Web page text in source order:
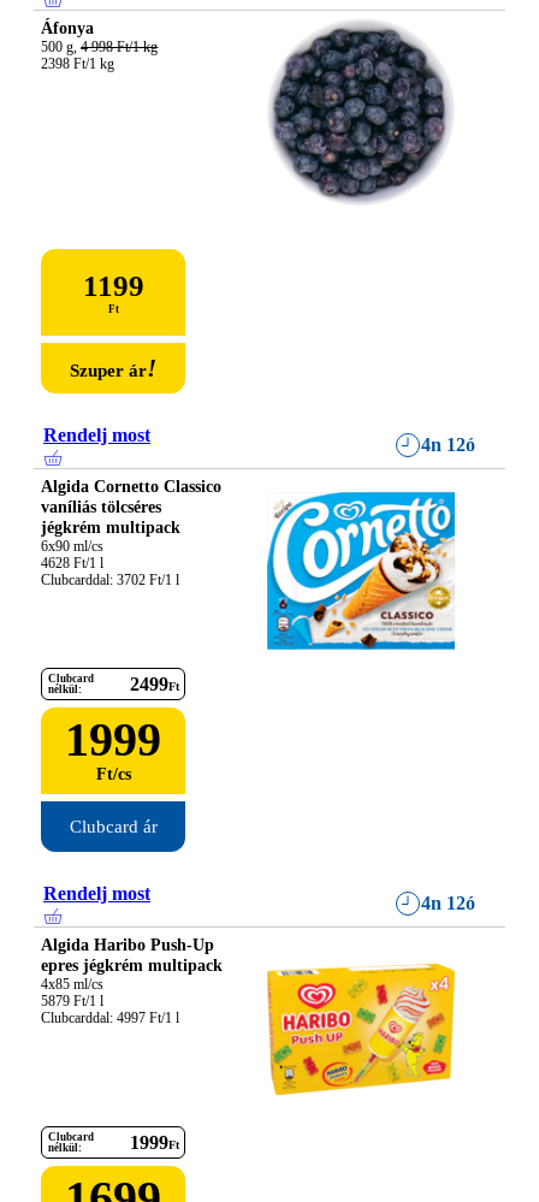
Áfonya
500 g, 4 998 Ft/1 kg
2398 Ft/1 kg
1199
Ft
Szuper ár!
Rendelj most 4n 12ó
Algida Cornetto Classico
vaníliás tölcséres
jégkrém multipack
6x90 ml/cs
4628 Ft/1 l
Clubcarddal: 3702 Ft/1 l
Clubcard
nélkül:
2499Ft
1999
Ft/cs
Clubcard ár
Rendelj most 4n 12ó
Algida Haribo Push-Up
epres jégkrém multipack
4x85 ml/cs
5879 Ft/1 l
Clubcarddal: 4997 Ft/1 l
Clubcard
nélkül:
1999Ft